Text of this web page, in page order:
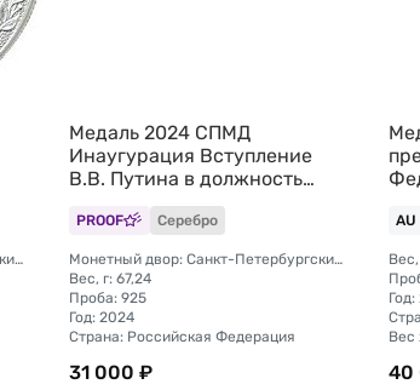
Монетный двор: Санкт-Петербургский (СПМД)
Медаль 2024 СПМД
Инаугурация Вступление
В.В. Путина в должность
президента России Москва
Кремль 7 мая (без футляра)
PROOF Серебро
Монетный двор: Санкт-Петербургский (СПМД)
Вес, г: 67,24
Проба: 925
Год: 2024
Страна: Российская Федерация
31 000 ₽
AU
Вес,
40